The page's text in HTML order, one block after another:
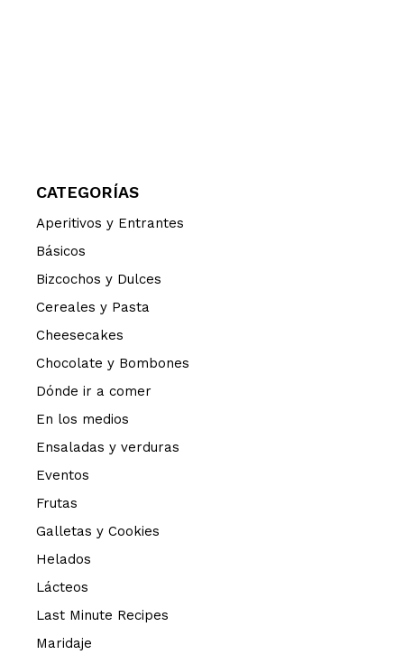
CATEGORÍAS
Aperitivos y Entrantes
Básicos
Bizcochos y Dulces
Cereales y Pasta
Cheesecakes
Chocolate y Bombones
Dónde ir a comer
En los medios
Ensaladas y verduras
Eventos
Frutas
Galletas y Cookies
Helados
Lácteos
Last Minute Recipes
Maridaje